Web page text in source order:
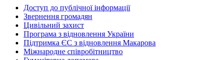
Доступ до публічної інформації
Звернення громадян
Цивільний захист
Програма з відновлення України
Підтримка ЄС з відновлення Макарова
Міжнародне співробітництво